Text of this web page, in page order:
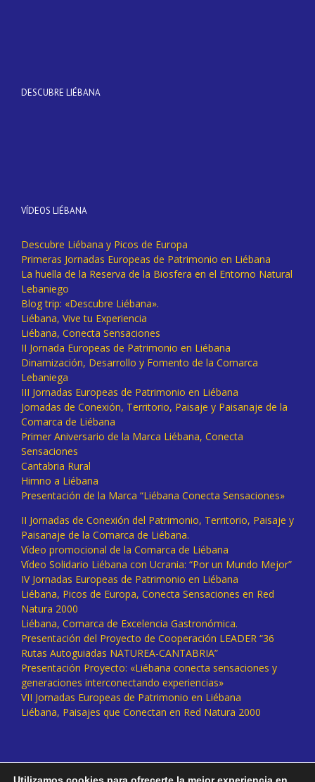
DESCUBRE LIÉBANA
VÍDEOS LIÉBANA
Descubre Liébana y Picos de Europa
Primeras Jornadas Europeas de Patrimonio en Liébana
La huella de la Reserva de la Biosfera en el Entorno Natural
Lebaniego
Blog trip: «Descubre Liébana».
Liébana, Vive tu Experiencia
Liébana, Conecta Sensaciones
II Jornada Europeas de Patrimonio en Liébana
Dinamización, Desarrollo y Fomento de la Comarca
Lebaniega
III Jornadas Europeas de Patrimonio en Liébana
Jornadas de Conexión, Territorio, Paisaje y Paisanaje de la
Comarca de Liébana
Primer Aniversario de la Marca Liébana, Conecta
Sensaciones
Cantabria Rural
Himno a Liébana
Presentación de la Marca “Liébana Conecta Sensaciones»
II Jornadas de Conexión del Patrimonio, Territorio, Paisaje y
Paisanaje de la Comarca de Liébana.
Vídeo promocional de la Comarca de Liébana
Vídeo Solidario Liébana con Ucrania: “Por un Mundo Mejor”
IV Jornadas Europeas de Patrimonio en Liébana
Liébana, Picos de Europa, Conecta Sensaciones en Red
Natura 2000
Liébana, Comarca de Excelencia Gastronómica.
Presentación del Proyecto de Cooperación LEADER “36
Rutas Autoguiadas NATUREA-CANTABRIA”
Presentación Proyecto: «Liébana conecta sensaciones y
generaciones interconectando experiencias»
VII Jornadas Europeas de Patrimonio en Liébana
Liébana, Paisajes que Conectan en Red Natura 2000